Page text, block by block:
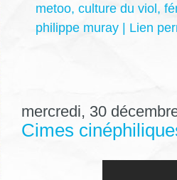
metoo, culture du viol,
philippe muray | Lien
mercredi, 30
Cimes